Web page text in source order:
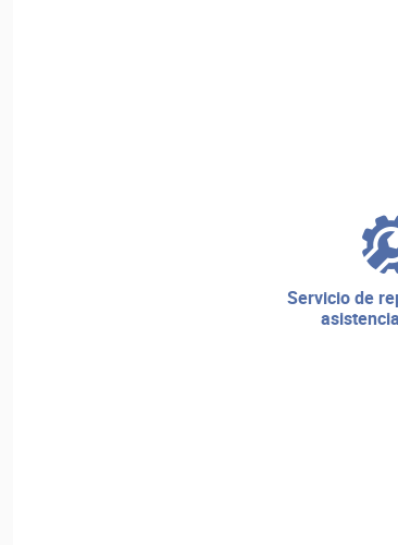
servicio de reparaciones y